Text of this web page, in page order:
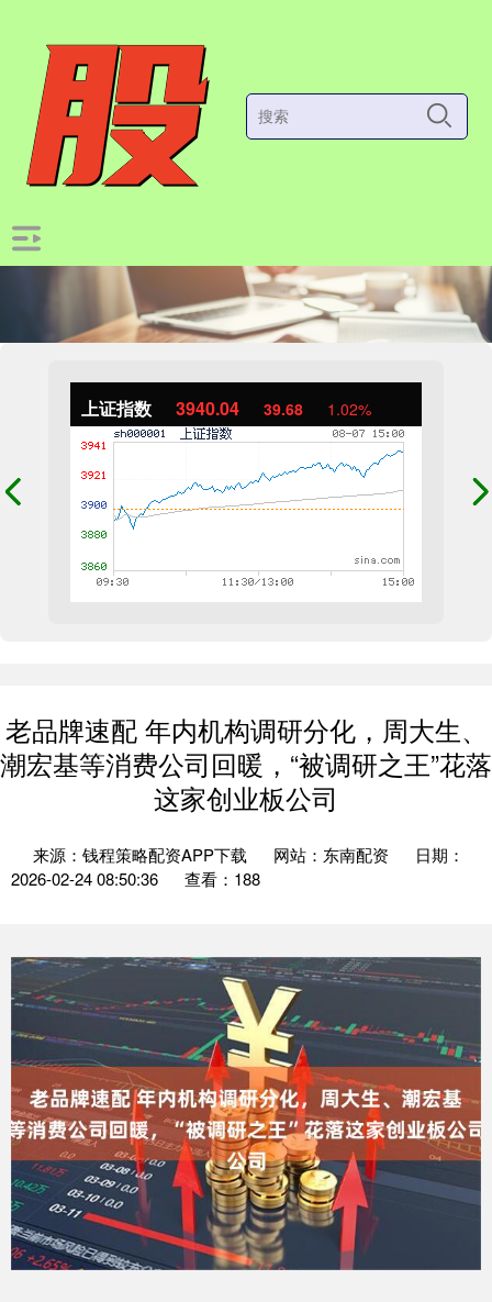
上证指数 3940.04 39.68 1.02%
老品牌速配 年内机构调研分化，周大生、
潮宏基等消费公司回暖，“被调研之王”花落
这家创业板公司
来源：钱程策略配资APP下载 网站：东南配资
日期：
2026-02-24 08:50:36
查看：188